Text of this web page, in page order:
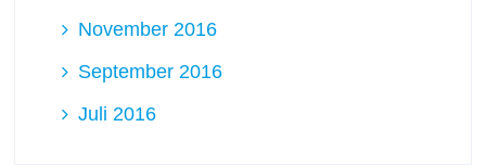
November 2016
September 2016
Juli 2016